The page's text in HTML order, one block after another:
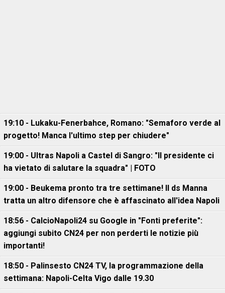
19:10 - Lukaku-Fenerbahce, Romano: "Semaforo verde al
progetto! Manca l'ultimo step per chiudere"
19:00 - Ultras Napoli a Castel di Sangro: "Il presidente ci
ha vietato di salutare la squadra" | FOTO
19:00 - Beukema pronto tra tre settimane! Il ds Manna
tratta un altro difensore che è affascinato all'idea Napoli
18:56 - CalcioNapoli24 su Google in "Fonti preferite":
aggiungi subito CN24 per non perderti le notizie più
importanti!
18:50 - Palinsesto CN24 TV, la programmazione della
settimana: Napoli-Celta Vigo dalle 19.30